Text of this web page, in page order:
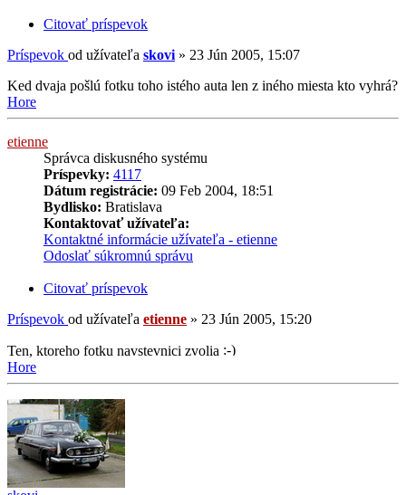
Citovať príspevok
Príspevok od užívateľa skovi » 23 Jún 2005, 15:07
Ked dvaja pošlú fotku toho istého auta len z iného miesta kto vyhrá?
Hore
etienne
Správca diskusného systému
Príspevky: 4117
Dátum registrácie: 09 Feb 2004, 18:51
Bydlisko: Bratislava
Kontaktovať užívateľa:
Kontaktné informácie užívateľa - etienne
Odoslať súkromnú správu
Citovať príspevok
Príspevok od užívateľa etienne » 23 Jún 2005, 15:20
Ten, ktoreho fotku navstevnici zvolia
Hore